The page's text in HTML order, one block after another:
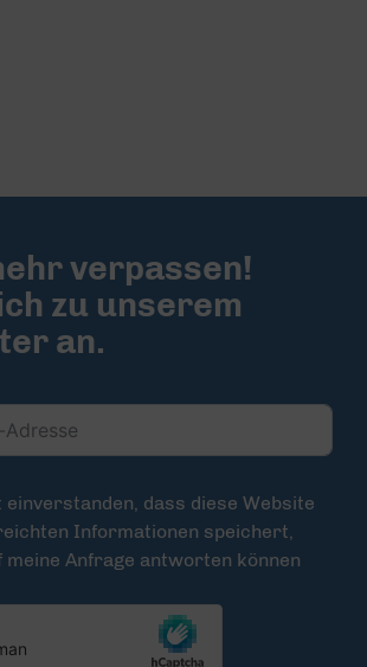
verpassen!
zu unserem
an.
einverstanden, dass diese Website
Informationen speichert,
meine Anfrage antworten können